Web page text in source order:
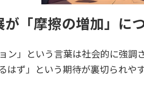
「摩擦の増加」に
ン」という言葉は社会的に強
はず」という期待が裏切られや